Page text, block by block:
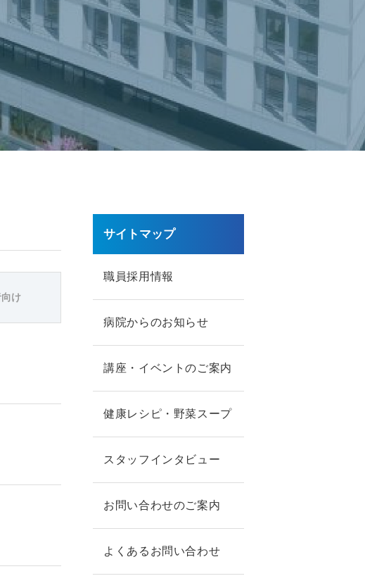
け
サイトマップ
職員採用情報
病院からのお知らせ
講座・イベントのご案内
健康レシピ・野菜スープ
スタッフインタビュー
お問い合わせのご案内
よくあるお問い合わせ